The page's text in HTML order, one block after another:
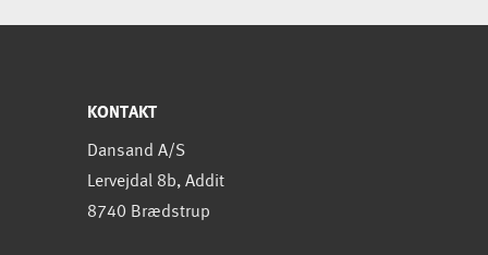
KONTAKT
Dansand A/S
Lervejdal 8b, Addit
8740 Brædstrup